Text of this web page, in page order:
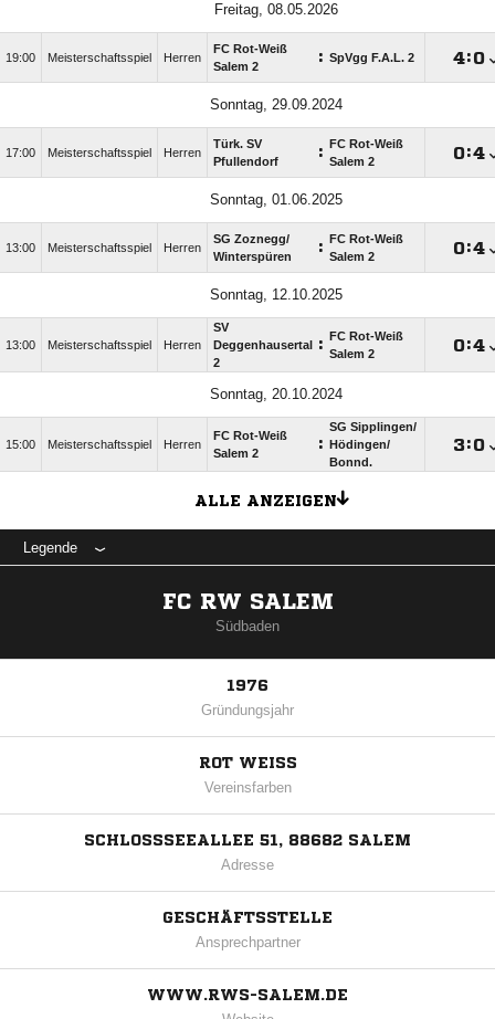
Freitag, 08.05.2026
19:00 Meisterschaftsspiel Herren
FC Rot-Weiß
Salem 2
: SpVgg F.A.L. 2 :
Sonntag, 29.09.2024
17:00 Meisterschaftsspiel Herren
Türk. SV
Pfullendorf
:
FC Rot-Weiß
Salem 2
:
Sonntag, 01.06.2025
13:00 Meisterschaftsspiel Herren
SG Zoznegg/​
Winterspüren
:
FC Rot-Weiß
Salem 2
:
Sonntag, 12.10.2025
13:00 Meisterschaftsspiel Herren
SV
Deggenhausertal
2
:
FC Rot-Weiß
Salem 2
:
Sonntag, 20.10.2024
15:00 Meisterschaftsspiel Herren
FC Rot-Weiß
Salem 2
:
SG Sipplingen/​
Hödingen/​
Bonnd.
:
ALLE ANZEIGEN
Legende
FC RW SALEM
Südbaden
1976
Gründungsjahr
ROT WEISS
Vereinsfarben
SCHLOSSSEEALLEE 51, 88682 SALEM
Adresse
GESCHÄFTSSTELLE
Ansprechpartner
WWW.RWS-SALEM.DE